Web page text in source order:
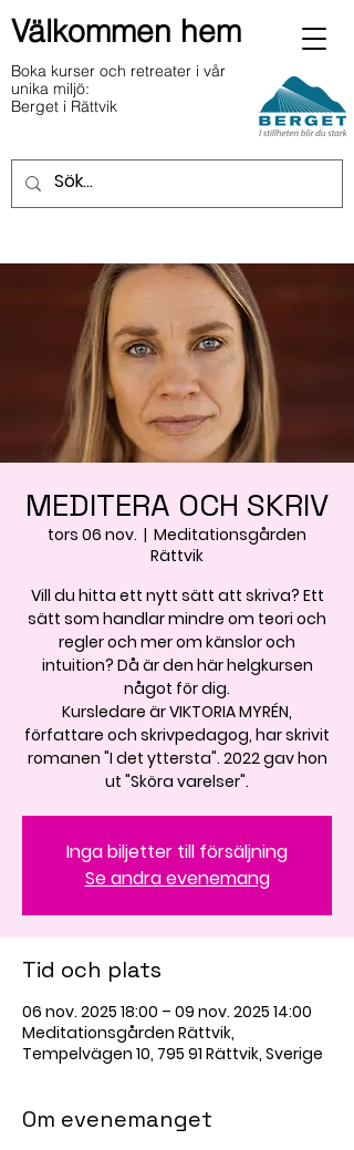
Välkommen hem
Boka kurser och retreater i vår
unika miljö:
Berget i Rättvik
MEDITERA OCH SKRIV
tors 06 nov.
  |
Meditationsgården
Rättvik
Vill du hitta ett nytt sätt att skriva? Ett
sätt som handlar mindre om teori och
regler och mer om känslor och
intuition? Då är den här helgkursen
något för dig.
Kursledare är VIKTORIA MYRÉN,
författare och skrivpedagog, har skrivit
romanen "I det yttersta". 2022 gav hon
ut "Sköra varelser".
Inga biljetter till försäljning
Se andra evenemang
Tid och plats
06 nov. 2025 18:00 – 09 nov. 2025 14:00
Meditationsgården Rättvik,
Tempelvägen 10, 795 91 Rättvik, Sverige
Om evenemanget